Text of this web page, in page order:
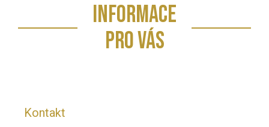
INFORMACE
PRO VÁS
Kontakt